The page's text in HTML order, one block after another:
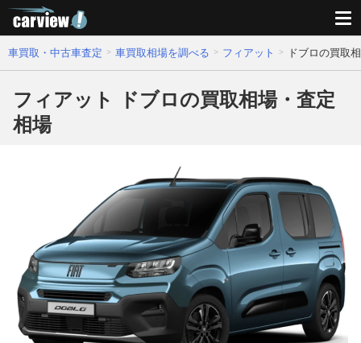
車買取・中古車査定 車買取相場を調べる フィアット ドブロの買取
フィアット ドブロの買取相場・査定
相場